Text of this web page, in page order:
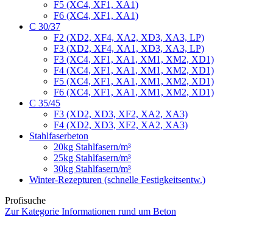
F5 (XC4, XF1, XA1)
F6 (XC4, XF1, XA1)
C 30/37
F2 (XD2, XF4, XA2, XD3, XA3, LP)
F3 (XD2, XF4, XA1, XD3, XA3, LP)
F3 (XC4, XF1, XA1, XM1, XM2, XD1)
F4 (XC4, XF1, XA1, XM1, XM2, XD1)
F5 (XC4, XF1, XA1, XM1, XM2, XD1)
F6 (XC4, XF1, XA1, XM1, XM2, XD1)
C 35/45
F3 (XD2, XD3, XF2, XA2, XA3)
F4 (XD2, XD3, XF2, XA2, XA3)
Stahlfaserbeton
20kg Stahlfasern/m³
25kg Stahlfasern/m³
30kg Stahlfasern/m³
Winter-Rezepturen (schnelle Festigkeitsentw.)
Profisuche
Zur Kategorie Informationen rund um Beton